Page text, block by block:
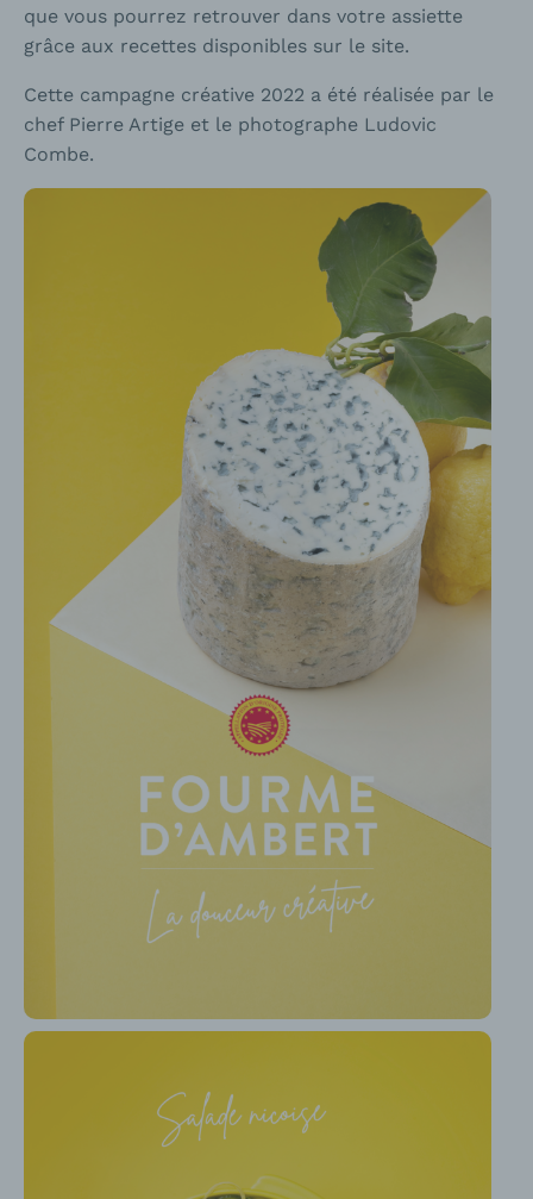
que vous pourrez retrouver dans votre assiette
grâce aux recettes disponibles sur le site.
Cette campagne créative 2022 a été réalisée par le
chef Pierre Artige et le photographe Ludovic
Combe.